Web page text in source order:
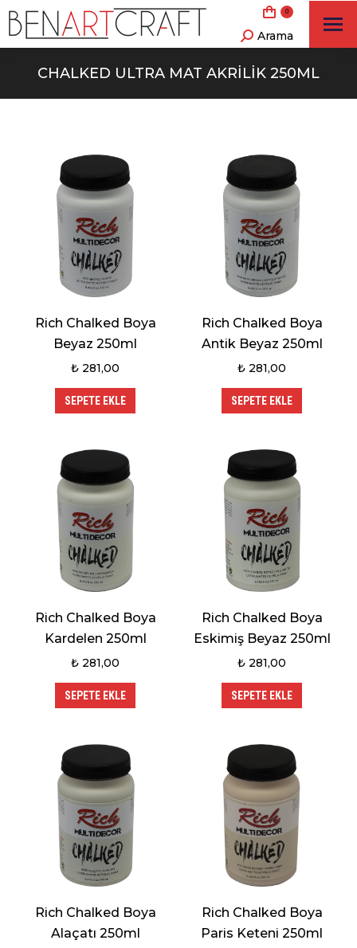
0
Search:
Arama
CHALKED ULTRA MAT AKRILIK 250ML
Rich Chalked Boya
Beyaz 250ml
₺ 281,00
SEPETE EKLE
Rich Chalked Boya
Antik Beyaz 250ml
₺ 281,00
SEPETE EKLE
Rich Chalked Boya
Kardelen 250ml
₺ 281,00
SEPETE EKLE
Rich Chalked Boya
Eskimiş Beyaz 250ml
₺ 281,00
SEPETE EKLE
Rich Chalked Boya
Alaçatı 250ml
Rich Chalked Boya
Paris Keteni 250ml